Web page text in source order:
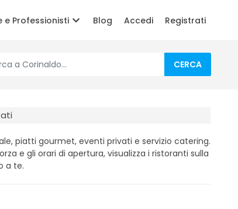
e Professionisti Blog Accedi Registrati
CERCA
piatti gourmet, eventi privati e servizio catering.
e gli orari di apertura, visualizza i ristoranti sulla
a te.